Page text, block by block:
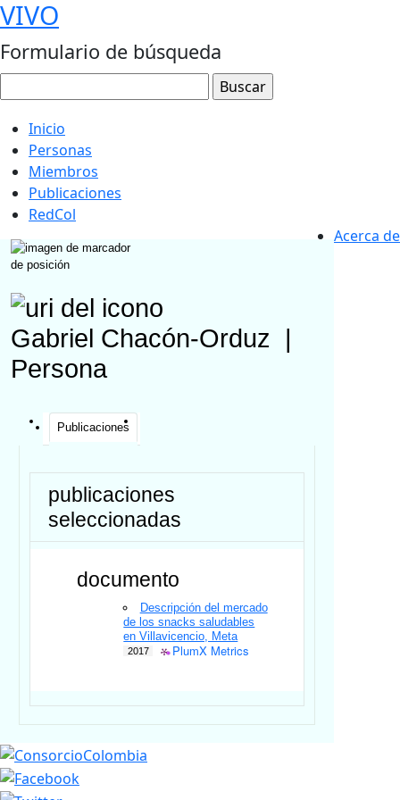
VIVO
Formulario de búsqueda
Inicio
Personas
Miembros
Publicaciones
RedCol
Acerca de
Gabriel Chacón-Orduz
Persona
Publicaciones
publicaciones
seleccionadas
documento
Descripción del mercado
de los snacks saludables
en Villavicencio, Meta
2017 PlumX Metrics